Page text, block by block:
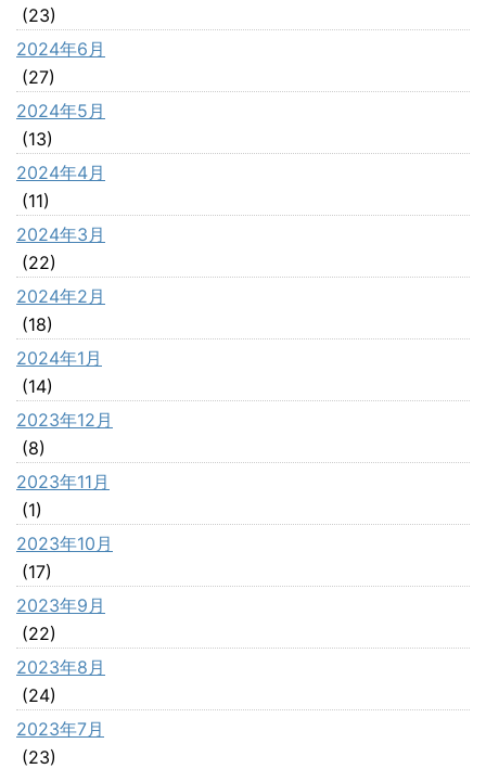
(23)
2024年6月
(27)
2024年5月
(13)
2024年4月
(11)
2024年3月
(22)
2024年2月
(18)
2024年1月
(14)
2023年12月
(8)
2023年11月
(1)
2023年10月
(17)
2023年9月
(22)
2023年8月
(24)
2023年7月
(23)